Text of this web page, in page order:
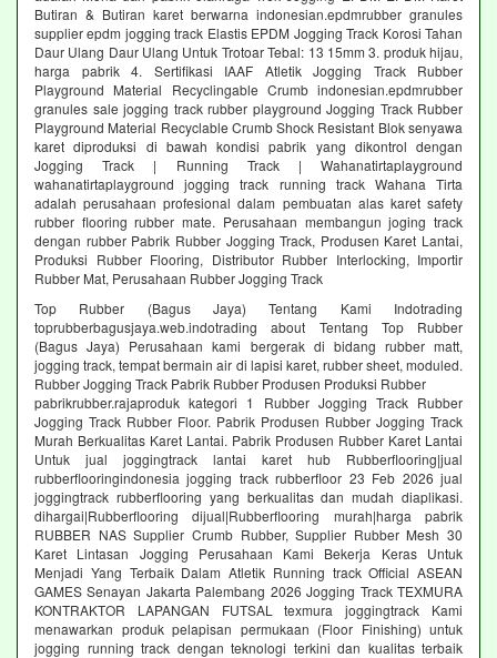
Butiran & Butiran karet berwarna indonesian.epdmrubber granules
supplier epdm jogging track Elastis EPDM Jogging Track Korosi Tahan
Daur Ulang Daur Ulang Untuk Trotoar Tebal: 13 15mm 3. produk hijau,
harga pabrik 4. Sertifikasi IAAF Atletik Jogging Track Rubber
Playground Material Recyclingable Crumb indonesian.epdmrubber
granules sale jogging track rubber playground Jogging Track Rubber
Playground Material Recyclable Crumb Shock Resistant Blok senyawa
karet diproduksi di bawah kondisi pabrik yang dikontrol dengan
Jogging Track | Running Track | Wahanatirtaplayground
wahanatirtaplayground jogging track running track Wahana Tirta
adalah perusahaan profesional dalam pembuatan alas karet safety
rubber flooring rubber mate. Perusahaan membangun joging track
dengan rubber Pabrik Rubber Jogging Track, Produsen Karet Lantai,
Produksi Rubber Flooring, Distributor Rubber Interlocking, Importir
Rubber Mat, Perusahaan Rubber Jogging Track
Top Rubber (Bagus Jaya) Tentang Kami Indotrading
toprubberbagusjaya.web.indotrading about Tentang Top Rubber
(Bagus Jaya) Perusahaan kami bergerak di bidang rubber matt,
jogging track, tempat bermain air di lapisi karet, rubber sheet, moduled.
Rubber Jogging Track Pabrik Rubber Produsen Produksi Rubber
pabrikrubber.rajaproduk kategori 1 Rubber Jogging Track Rubber
Jogging Track Rubber Floor. Pabrik Produsen Rubber Jogging Track
Murah Berkualitas Karet Lantai. Pabrik Produsen Rubber Karet Lantai
Untuk jual joggingtrack lantai karet hub Rubberflooring|jual
rubberflooringindonesia jogging track rubberfloor 23 Feb 2026 jual
joggingtrack rubberflooring yang berkualitas dan mudah diaplikasi.
dihargai|Rubberflooring dijual|Rubberflooring murah|harga pabrik
RUBBER NAS Supplier Crumb Rubber, Supplier Rubber Mesh 30
Karet Lintasan Jogging Perusahaan Kami Bekerja Keras Untuk
Menjadi Yang Terbaik Dalam Atletik Running track Official ASEAN
GAMES Senayan Jakarta Palembang 2026 Jogging Track TEXMURA
KONTRAKTOR LAPANGAN FUTSAL texmura joggingtrack Kami
menawarkan produk pelapisan permukaan (Floor Finishing) untuk
jogging running track dengan teknologi terkini dan kualitas terbaik